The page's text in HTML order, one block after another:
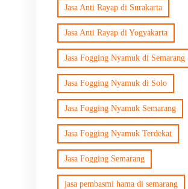
Jasa Anti Rayap di Surakarta
Jasa Anti Rayap di Yogyakarta
Jasa Fogging Nyamuk di Semarang
Jasa Fogging Nyamuk di Solo
Jasa Fogging Nyamuk Semarang
Jasa Fogging Nyamuk Terdekat
Jasa Fogging Semarang
jasa pembasmi hama di semarang